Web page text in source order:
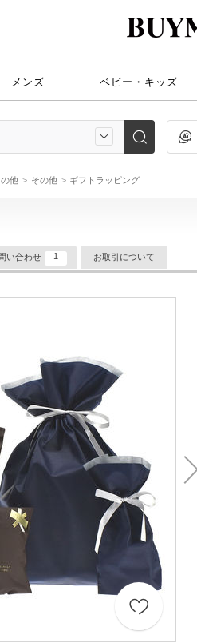
メンズ ベビー・キッズ
他 その他 ギフトラッピング
い合わせ 1 お取引について